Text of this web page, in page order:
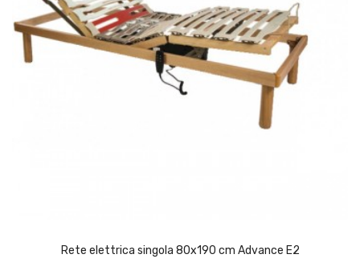
Rete elettrica singola 80x190 cm Advance E2